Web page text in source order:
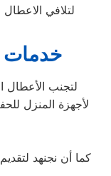
لتلافي الاعطال
خدمات
لتجنب الأعطال
لأجهزة المنزل
كما أن نجنهد